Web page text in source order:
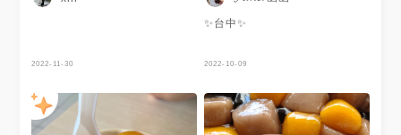
2022-11-30
✨台中✨
2022-10-09